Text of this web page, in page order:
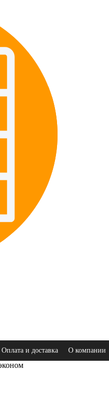
Оплата и доставка О компании